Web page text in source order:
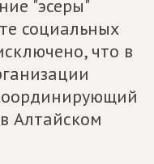
"эсеры"
социальных
что в
Алтайском